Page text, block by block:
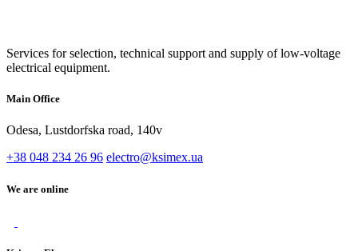
Services for selection, technical support and supply of low-voltage
electrical equipment.
Main Office
Odesa, Lustdorfska road, 140v
+38 048 234 26 96 electro@ksimex.ua
We are online